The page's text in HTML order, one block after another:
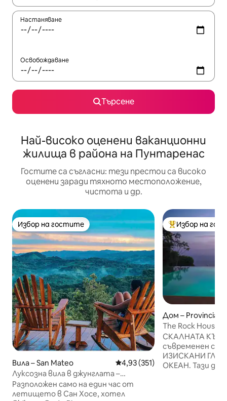
Настаняване
Освобождаване
Търсене
Най-високо оценени ваканционни
жилища в района на Пунтаренас
Гостите са съгласни: тези престои са високо
оценени заради тяхното местоположение,
чистота и др.
Избор на гостите
Избор на гостите
Вила – San Mateo Средна оценка: 4,93 от 5,
4,93 (351)
Луксозна вила в джунглата –
изискана, уединена, спокойна
Разположен само на един час от
летището в Сан Хосе, хотел
Най-популярен
Избор на
Дом – Provincia
nas
The Rock House:
частен
СКАЛНАТА
съвременен
ИЗИСКАНИ
ОКЕАН. Тази